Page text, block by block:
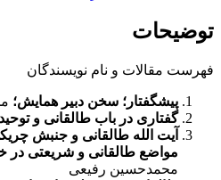
توضیحات
فهرست مقالات و نام نویسندگان
پیشگفتار؛ سخن دبیر همایش؛
گفتاری در باب طالقانی و توحید
آیت الله
مواضع طالقانی و شریعتی
محمدحسین رفیعی